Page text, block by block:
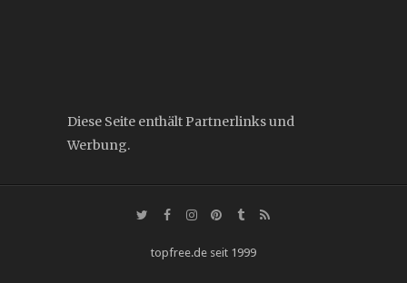
Diese Seite enthält Partnerlinks und
Werbung.
topfree.de seit 1999